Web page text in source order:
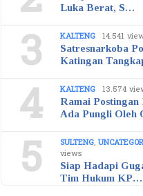
Luka Berat, S…
3 KALTENG 14.541
Satresnarkoba
Katingan
4 KALTENG 13.574
Ramai Postingan
Ada Pungli Oleh
5 SULTENG,
views
Siap Hadapi
Tim Hukum KP…